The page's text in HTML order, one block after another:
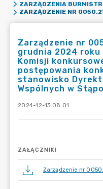
ZARZĄDZENIA
Zarządzenie nr
grudnia 2024 roku
Komisji
postępowania
stanowisko
Wspólnych w
2024-12-13 08:01
ZAŁĄCZNIKI
Zarządzenie nr